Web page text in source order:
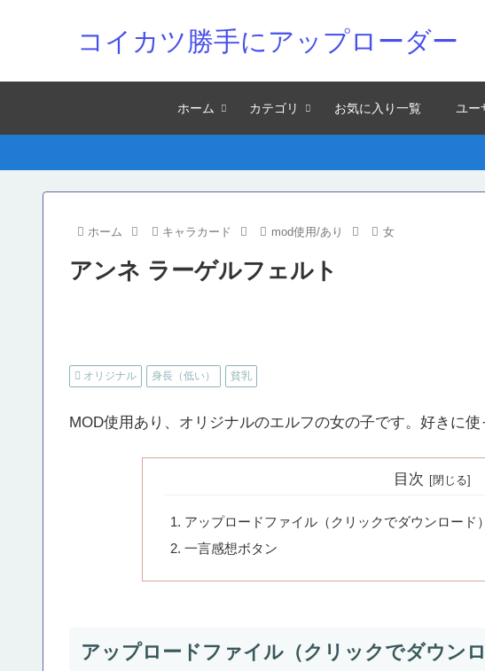
コイカツ勝手にアップローダー
ホーム カテゴリ お気に入り一覧 ユー
ホーム キャラカード mod使用/あり 女
アンネ ラーゲルフェルト
オリジナル 身長（低い） 貧乳
MOD使用あり、オリジナルのエルフの女の子です。好きに使
目次
アップロードファイル（クリックでダウンロード）
一言感想ボタン
アップロードファイル（クリックでダウンロ